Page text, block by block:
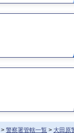
> 警察署管轄一覧 > 大田原